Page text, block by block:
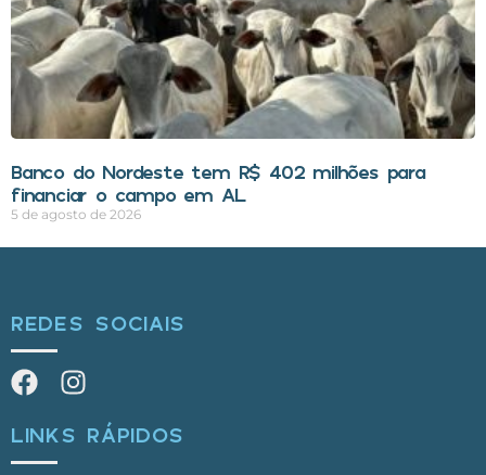
Banco do Nordeste tem R$ 402 milhões para
financiar o campo em AL
5 de agosto de 2026
REDES SOCIAIS
LINKS RÁPIDOS